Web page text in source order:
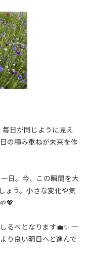
毎日が同じように見え
の積み重ねが未来を作
日。今、この瞬間を大
ょう。小さな変化や気
るべとなります💼✨ 一
り良い明日へと進んで